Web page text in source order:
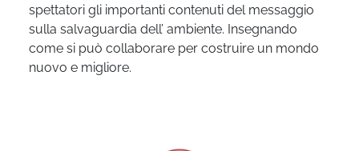
spettatori gli importanti contenuti del messaggio
sulla salvaguardia dell’ ambiente. Insegnando
come si può collaborare per costruire un mondo
nuovo e migliore.